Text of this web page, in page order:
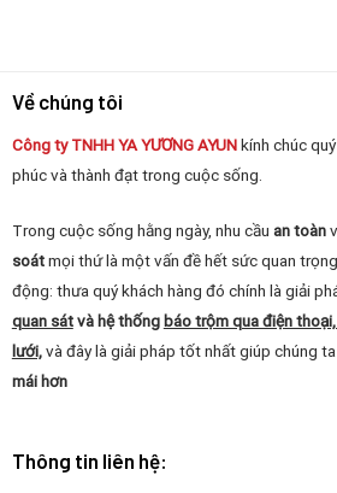
Về chúng tôi
Công ty TNHH YA YƯƠNG AYUNkính chúc
phúc và thành đạt trong cuộc sống.
Trong cuộc sống hằng ngày, nhu cầu an toàn
soátmọi thứ là một vấn đề hết sức quan
động: thưa quý khách hàng đó chính là giải
quan sátvà hệ thống báo trộm qua điện
lưới, và đây là giải pháp tốt nhất giúp chúng ta
mái hơn
Thông tin liên hệ: